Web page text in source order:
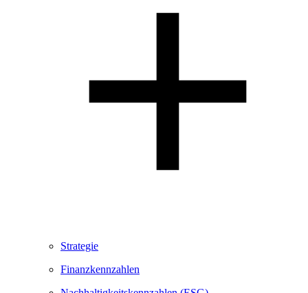
Strategie
Finanzkennzahlen